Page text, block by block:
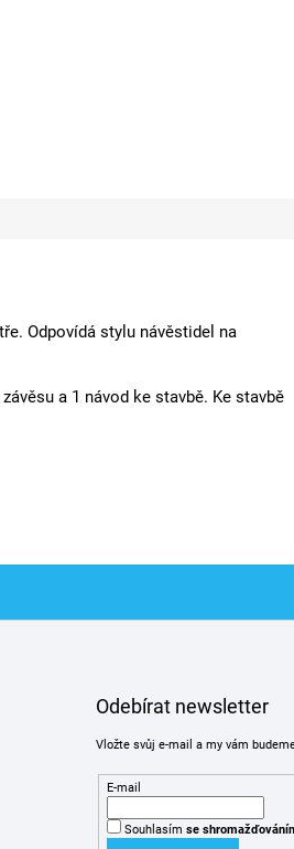
Odpovídá stylu návěstidel na
a 1 návod ke stavbě. Ke stavbě
Odebírat newsletter
Vložte svůj e-mail a my vám
E-mail
Souhlasím se